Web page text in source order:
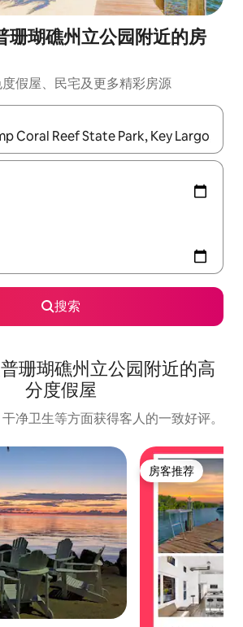
珊瑚礁州立公园附近的房
假屋、民宅及更多精彩房源
使用上下方向键查看，或通过点击或滑动手势
搜索
珊瑚礁州立公园附近的高
分度假屋
净卫生等方面获得客人的一致好评。
房客推荐
房客推荐